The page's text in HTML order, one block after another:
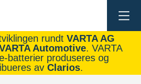
rundt VARTA AG
Automotive. VARTA
batterier produseres og
av Clarios.